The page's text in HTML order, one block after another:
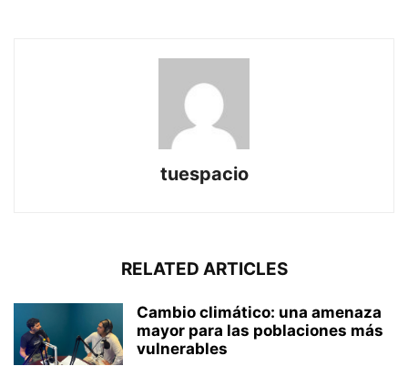
tuespacio
RELATED ARTICLES
Cambio climático: una amenaza
mayor para las poblaciones más
vulnerables